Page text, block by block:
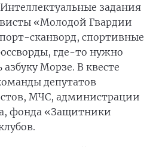
задания
«Молодой Гвардии
сканворд, спортивные
где-то нужно
Морзе. В квесте
депутатов
МЧС, администрации
фонда «Защитники